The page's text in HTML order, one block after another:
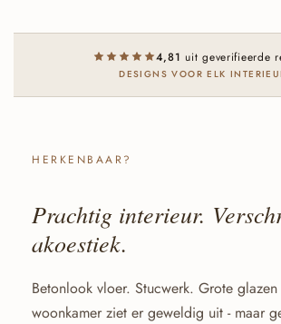
4,81 uit geverifieerde
DESIGNS VOOR ELK
HERKENBAAR?
Prachtig interieur.
akoestiek.
Betonlook vloer. Stucwerk. Grote
woonkamer ziet er geweldig uit - maar